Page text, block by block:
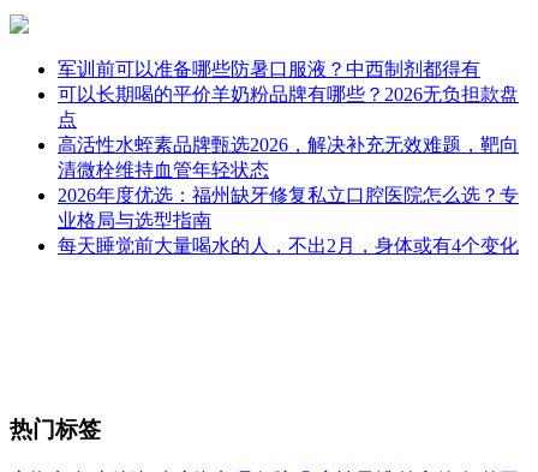
军训前可以准备哪些防暑口服液？中西制剂都得有
可以长期喝的平价羊奶粉品牌有哪些？2026无负担款盘
点
高活性水蛭素品牌甄选2026，解决补充无效难题，靶向
清微栓维持血管年轻状态
2026年度优选：福州缺牙修复私立口腔医院怎么选？专
业格局与选型指南
每天睡觉前大量喝水的人，不出2月，身体或有4个变化
热门标签